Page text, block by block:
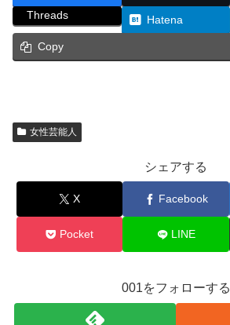
Threads
Hatena
Copy
女性芸能人
シェアする
X Facebook
Pocket LINE
001をフォローする